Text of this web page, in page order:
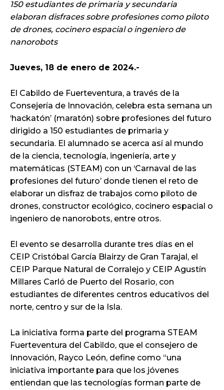
150 estudiantes de primaria y secundaria
elaboran disfraces sobre profesiones como piloto
de drones, cocinero espacial o ingeniero de
nanorobots
Jueves, 18 de enero de 2024.-
El Cabildo de Fuerteventura, a través de la
Consejería de Innovación, celebra esta semana un
‘hackatón’ (maratón) sobre profesiones del futuro
dirigido a 150 estudiantes de primaria y
secundaria. El alumnado se acerca así al mundo
de la ciencia, tecnología, ingeniería, arte y
matemáticas (STEAM) con un ‘Carnaval de las
profesiones del futuro’ donde tienen el reto de
elaborar un disfraz de trabajos como piloto de
drones, constructor ecológico, cocinero espacial o
ingeniero de nanorobots, entre otros.
El evento se desarrolla durante tres días en el
CEIP Cristóbal García Blairzy de Gran Tarajal, el
CEIP Parque Natural de Corralejo y CEIP Agustín
Millares Carló de Puerto del Rosario, con
estudiantes de diferentes centros educativos del
norte, centro y sur de la Isla.
La iniciativa forma parte del programa STEAM
Fuerteventura del Cabildo, que el consejero de
Innovación, Rayco León, define como “una
iniciativa importante para que los jóvenes
entiendan que las tecnologías forman parte de